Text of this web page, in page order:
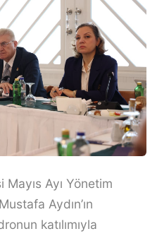
Ayı Yönetim
Aydın’ın
katılımıyla